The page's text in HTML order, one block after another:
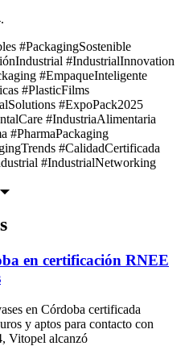
#PackagingSostenible
#IndustrialInnovation
#EmpaqueInteligente
#PlasticFilms
#ExpoPack2025
#IndustriaAlimentaria
#PharmaPackaging
#CalidadCertificada
#IndustrialNetworking
en certificación RNEE
en Córdoba certificada
y aptos para contacto con
Vitopel alcanzó